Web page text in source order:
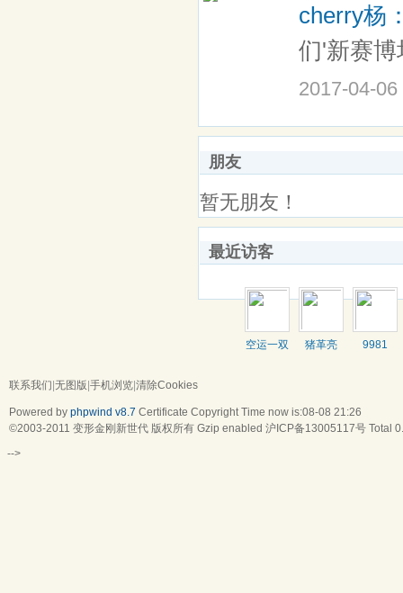
cherry杨
们'新赛
2017-04-06
朋友
暂无朋友！
最近访客
空运一双 猪革亮 9981
联系我们 无图版 手机浏览 清除Cookies
Powered by phpwind v8.7 Certificate Copyright Time now is:08-08 21:26
©2003-2011 变形金刚新世代 版权所有 Gzip enabled 沪ICP备13005117号 Total
-->